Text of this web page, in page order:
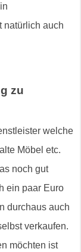
natürlich auch
zu
welche
Möbel etc.
noch gut
ein paar Euro
durchaus auch
verkaufen.
möchten ist